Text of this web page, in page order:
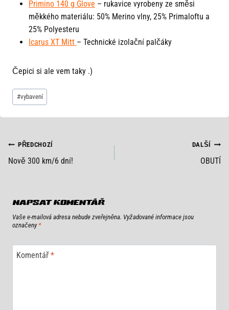
Primino 140 g Glove – rukavice vyrobeny ze směsi
měkkého materiálu: 50% Merino vlny, 25% Primaloftu a
25% Polyesteru
Icarus XT Mitt – Technické izolační palčáky
Čepici si ale vem taky .)
Štítky
příspěvků:
#vybavení
NAVIGACE
PRO
PŘEDCHOZÍ
Nově 300 km/6 dní!
DALŠÍ
OBUTÍ
NAPSAT KOMENTÁŘ
Vaše e-mailová adresa nebude zveřejněna. Vyžadované informace jsou
označeny *
Komentář*